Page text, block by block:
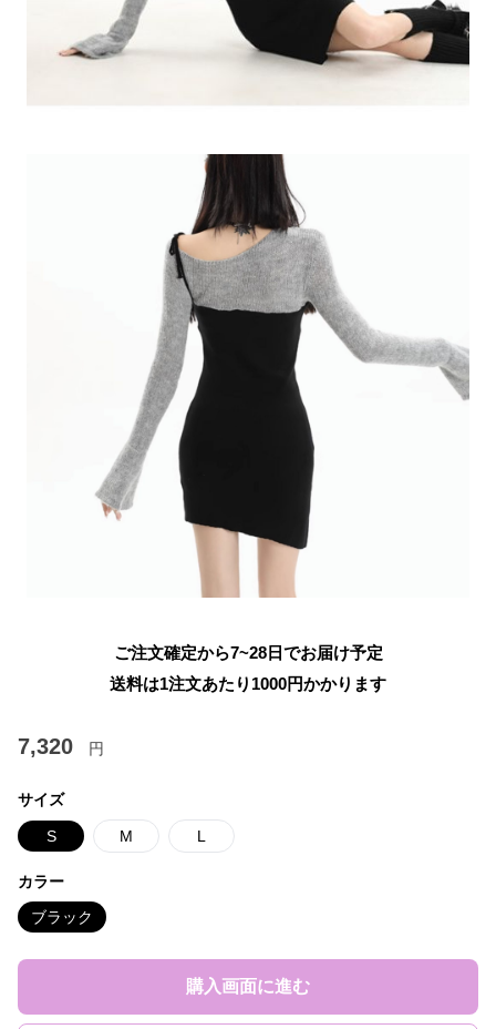
ご注文確定から7~28日でお届け予定
送料は1注文あたり 1000円かかります
7,320 円
サイズ
S M L
カラー
ブラック
購入画面に進む